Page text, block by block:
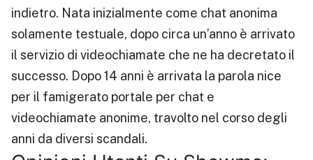
indietro. Nata inizialmente come chat anonima
solamente testuale, dopo circa un’anno è arrivato
il servizio di videochiamate che ne ha decretato il
successo. Dopo 14 anni è arrivata la parola nice
per il famigerato portale per chat e
videochiamate anonime, travolto nel corso degli
anni da diversi scandali.